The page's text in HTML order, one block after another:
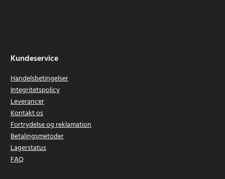
Kundeservice
Handelsbetingelser
Integritetspolicy
Leverancer
Kontakt os
Fortrydelse og reklamation
Betalingsmetoder
Lagerstatus
FAQ